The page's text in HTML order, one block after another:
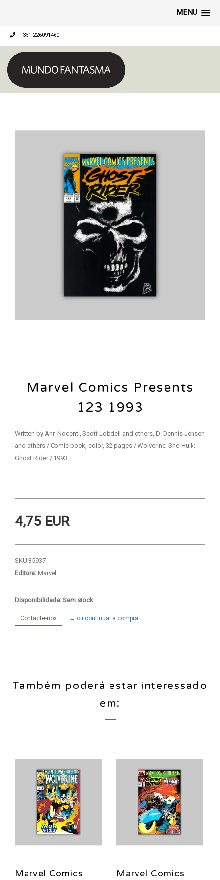
MENU
+351 226091460
Marvel Comics Presents
123 1993
Written by Ann Nocenti, Scott Lobdell and others, D: Dennis Jensen
and others / Comic book, color, 32 pages / Wolverine; She-Hulk;
Ghost Rider / 1993
4,75 EUR
SKU:35937
Editora: Marvel
Disponibilidade: Sem stock
Contacte-nos ← ou continuar a compra
Também poderá estar interessado
em:
Marvel Comics
Marvel Comics